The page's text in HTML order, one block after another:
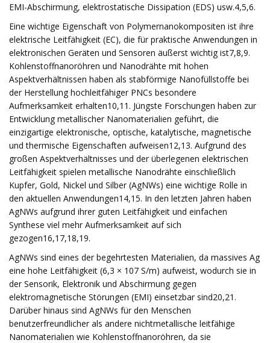
EMI-Abschirmung, elektrostatische Dissipation (EDS) usw.4,5,6.
Eine wichtige Eigenschaft von Polymernanokompositen ist ihre
elektrische Leitfähigkeit (EC), die für praktische Anwendungen in
elektronischen Geräten und Sensoren äußerst wichtig ist7,8,9.
Kohlenstoffnanoröhren und Nanodrähte mit hohen
Aspektverhältnissen haben als stabförmige Nanofüllstoffe bei
der Herstellung hochleitfähiger PNCs besondere
Aufmerksamkeit erhalten10,11. Jüngste Forschungen haben zur
Entwicklung metallischer Nanomaterialien geführt, die
einzigartige elektronische, optische, katalytische, magnetische
und thermische Eigenschaften aufweisen12,13. Aufgrund des
großen Aspektverhältnisses und der überlegenen elektrischen
Leitfähigkeit spielen metallische Nanodrähte einschließlich
Kupfer, Gold, Nickel und Silber (AgNWs) eine wichtige Rolle in
den aktuellen Anwendungen14,15. In den letzten Jahren haben
AgNWs aufgrund ihrer guten Leitfähigkeit und einfachen
Synthese viel mehr Aufmerksamkeit auf sich
gezogen16,17,18,19.
AgNWs sind eines der begehrtesten Materialien, da massives Ag
eine hohe Leitfähigkeit (6,3 × 107 S/m) aufweist, wodurch sie in
der Sensorik, Elektronik und Abschirmung gegen
elektromagnetische Störungen (EMI) einsetzbar sind20,21.
Darüber hinaus sind AgNWs für den Menschen
benutzerfreundlicher als andere nichtmetallische leitfähige
Nanomaterialien wie Kohlenstoffnanoröhren, da sie